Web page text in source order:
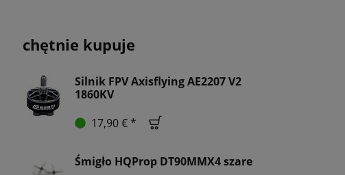
chętnie kupuje
Silnik FPV Axisflying AE2207 V2
1860KV
17,90 € *
Śmigło HQProp DT90MMX4 szare